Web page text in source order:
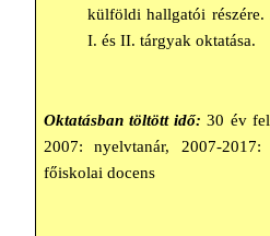
külföldi hallgatói
I. és II. tárgyak oktatása.
Oktatásban töltött idő: 30 év
2007: nyelvtanár, 2007-
főiskolai docens